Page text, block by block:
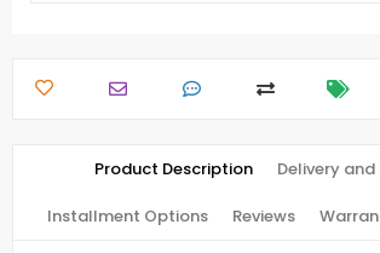
Product Description Delivery
Installment Options Reviews